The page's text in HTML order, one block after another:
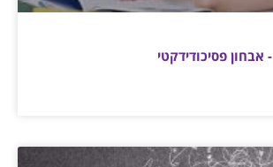
אבחון פסיכודידקטי